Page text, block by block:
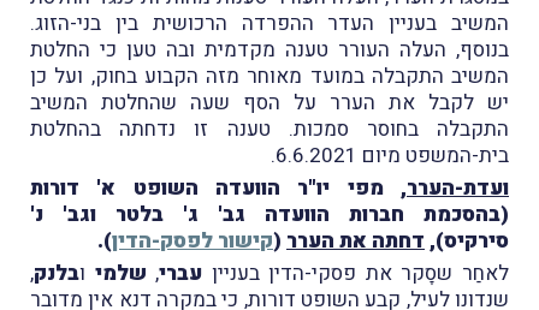
המשיב בעניין העדר ההפרדה הרכושית בין בני-הזוג.
בנוסף, העלה העורר טענה מקדמית ובה טען כי החלטת
המשיב התקבלה במועד מאוחר מזה הקבוע בחוק, ועל כן
יש לקבל את הערר על הסף שעה שהחלטת המשיב
התקבלה בחוסר סמכות. טענה זו נדחתה בהחלטת
בית-המשפט מיום 6.6.2021.
ועדת-הערר, מפי יו"ר הוועדה השופט א' דורות
(בהסכמת חברות הוועדה גב' ג' בלטר וגב' נ'
סירקיס), דחתה את הערר (קישור לפסק-הדין).
לאחַר שסָקר את פסקי-הדין בעניין עברי, שלמי ובלנק,
שנדונו לעיל, קבע השופט דורות, כי במקרה דנא אין מדובר